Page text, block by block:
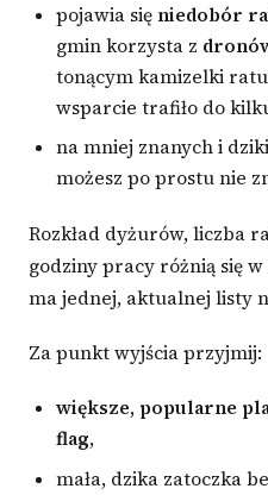
pojawia się niedobór
gmin korzysta z
tonącym kamizelki
wsparcie trafiło do
na mniej znanych i
możesz po prostu nie
Rozkład dyżurów, liczba
godziny pracy różnią się
ma jednej, aktualnej listy
Za punkt wyjścia przyjmij:
większe, popularne
flag,
mała, dzika zatoczka